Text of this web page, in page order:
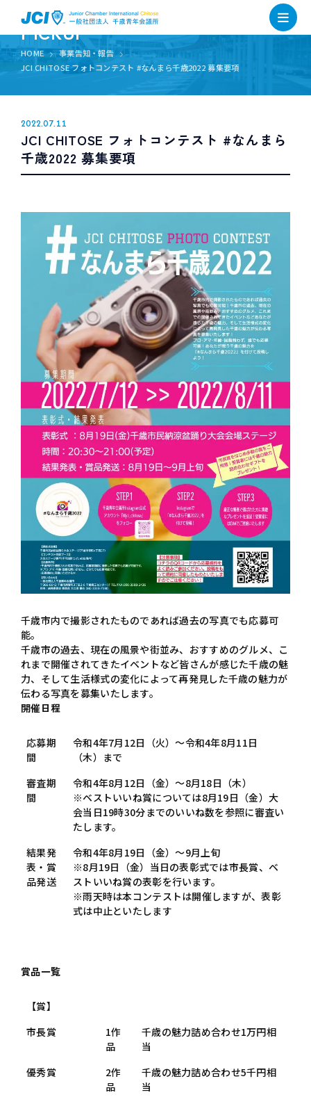
PICKUP
HOME
事業告知・報告
JCI CHITOSE フォトコンテスト #なんまら千歳2022 募集要項
2022.07.11
JCI CHITOSE フォトコンテスト #なんまら
千歳2022 募集要項
千歳市内で撮影されたものであれば過去の写真でも応募可
能。
千歳市の過去、現在の風景や街並み、おすすめのグルメ、こ
れまで開催されてきたイベントなど皆さんが感じた千歳の魅
力、そして生活様式の変化によって再発見した千歳の魅力が
伝わる写真を募集いたします。
開催日程
応募期
間
令和4年7月12日（火）～令和4年8月11日
（木）まで
審査期
間
令和4年8月12日（金）～8月18日（木）
※ベストいいね賞については8月19日（金）大
会当日19時30分までのいいね数を参照に審査い
たします。
結果発
表・賞
品発送
令和4年8月19日（金）～9月上旬
※8月19日（金）当日の表彰式では市長賞、ベ
ストいいね賞の表彰を行います。
※雨天時は本コンテストは開催しますが、表彰
式は中止といたします
賞品一覧
【賞】
市長賞
1作
品
千歳の魅力詰め合わせ1万円相
当
優秀賞
2作
品
千歳の魅力詰め合わせ5千円相
当